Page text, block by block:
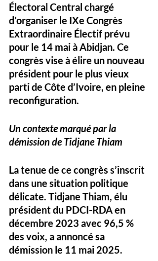
Électoral Central chargé
d’organiser le IXe Congrès
Extraordinaire Électif prévu
pour le 14 mai à Abidjan. Ce
congrès vise à élire un nouveau
président pour le plus vieux
parti de Côte d’Ivoire, en pleine
reconfiguration.
Un contexte marqué par la
démission de Tidjane Thiam
La tenue de ce congrès s’inscrit
dans une situation politique
délicate. Tidjane Thiam, élu
président du PDCI-RDA en
décembre 2023 avec 96,5 %
des voix, a annoncé sa
démission le 11 mai 2025.